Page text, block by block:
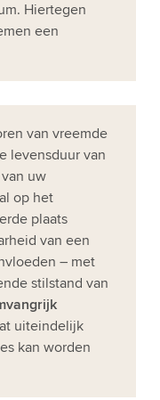
Hiertegen
een
van vreemde
levensduur van
uw
op het
plaats
van een
– met
stilstand van
uiteindelijk
kan worden